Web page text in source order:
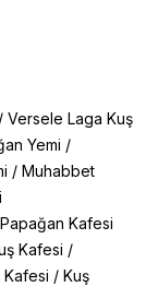
/ Versele Laga Kuş
Yemi /
/ Muhabbet
Papağan Kafesi
Kafesi /
Kafesi / Kuş